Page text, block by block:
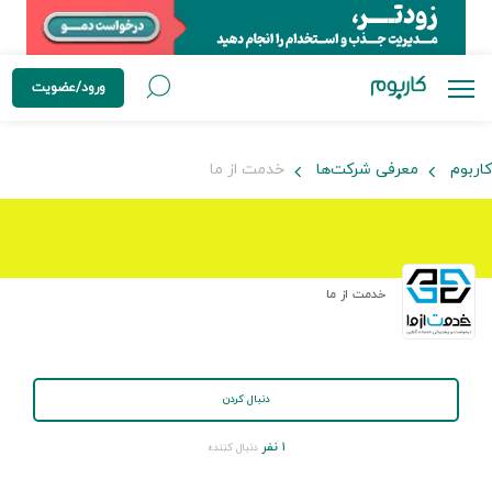
ورود/عضویت
کاربوم معرفی شرکت‌ها خدمت از ما
خدمت از ما
دنبال کردن
۱ نفر دنبال کننده